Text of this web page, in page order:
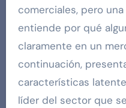
comerciales, pero
entiende por qué
claramente en un
continuación,
características
líder del sector que